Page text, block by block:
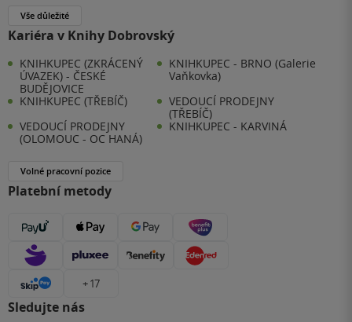
Vše důležité
Kariéra v Knihy Dobrovský
KNIHKUPEC (ZKRÁCENÝ
ÚVAZEK) - ČESKÉ
BUDĚJOVICE
KNIHKUPEC - BRNO (Galerie
Vaňkovka)
KNIHKUPEC (TŘEBÍČ)
VEDOUCÍ PRODEJNY
(TŘEBÍČ)
VEDOUCÍ PRODEJNY
(OLOMOUC - OC HANÁ)
KNIHKUPEC - KARVINÁ
Volné pracovní pozice
Platební metody
+ 17
Sledujte nás